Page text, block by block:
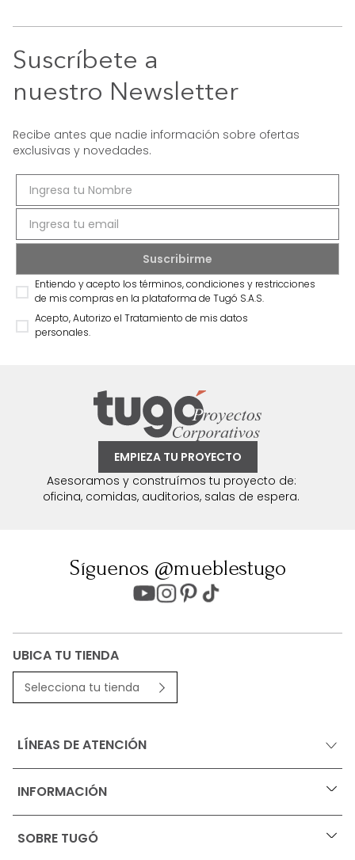
Suscríbete a
nuestro Newsletter
Recibe antes que nadie información sobre ofertas
exclusivas y novedades.
Entiendo y acepto los términos, condiciones y restricciones
de mis compras en la plataforma de Tugó S.A.S.
Acepto, Autorizo el Tratamiento de mis datos
personales.
EMPIEZA TU PROYECTO
Asesoramos y construímos tu proyecto de:
oficina, comidas, auditorios, salas de espera.
Síguenos @mueblestugo
UBICA TU TIENDA
Selecciona tu tienda
LÍNEAS DE ATENCIÓN
INFORMACIÓN +
Ofertas vigentes
SOBRE TUGÓ +